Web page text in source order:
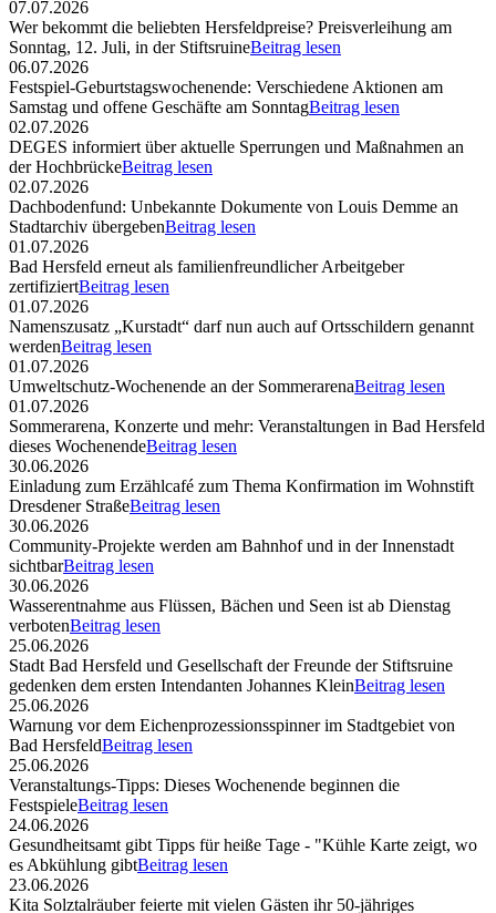
07.07.2026
Wer bekommt die beliebten Hersfeldpreise? Preisverleihung am
Sonntag, 12. Juli, in der StiftsruineBeitrag lesen
06.07.2026
Festspiel-Geburtstagswochenende: Verschiedene Aktionen am
Samstag und offene Geschäfte am SonntagBeitrag lesen
02.07.2026
DEGES informiert über aktuelle Sperrungen und Maßnahmen an
der HochbrückeBeitrag lesen
02.07.2026
Dachbodenfund: Unbekannte Dokumente von Louis Demme an
Stadtarchiv übergebenBeitrag lesen
01.07.2026
Bad Hersfeld erneut als familienfreundlicher Arbeitgeber
zertifiziertBeitrag lesen
01.07.2026
Namenszusatz „Kurstadt“ darf nun auch auf Ortsschildern genannt
werdenBeitrag lesen
01.07.2026
Umweltschutz-Wochenende an der SommerarenaBeitrag lesen
01.07.2026
Sommerarena, Konzerte und mehr: Veranstaltungen in Bad Hersfeld
dieses WochenendeBeitrag lesen
30.06.2026
Einladung zum Erzählcafé zum Thema Konfirmation im Wohnstift
Dresdener StraßeBeitrag lesen
30.06.2026
Community-Projekte werden am Bahnhof und in der Innenstadt
sichtbarBeitrag lesen
30.06.2026
Wasserentnahme aus Flüssen, Bächen und Seen ist ab Dienstag
verbotenBeitrag lesen
25.06.2026
Stadt Bad Hersfeld und Gesellschaft der Freunde der Stiftsruine
gedenken dem ersten Intendanten Johannes KleinBeitrag lesen
25.06.2026
Warnung vor dem Eichenprozessionsspinner im Stadtgebiet von
Bad HersfeldBeitrag lesen
25.06.2026
Veranstaltungs-Tipps: Dieses Wochenende beginnen die
FestspieleBeitrag lesen
24.06.2026
Gesundheitsamt gibt Tipps für heiße Tage - "Kühle Karte zeigt, wo
es Abkühlung gibtBeitrag lesen
23.06.2026
Kita Solztalräuber feierte mit vielen Gästen ihr 50-jähriges